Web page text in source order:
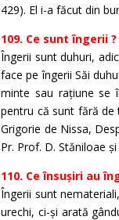
429). El i-a făcut din
109. Ce sunt îngerii ?
Îngerii sunt duhuri,
face pe îngerii Săi
minte sau rațiune se
pentru că sunt fără de
Grigorie de Nissa,
Pr. Prof. D. Stăniloae
110. Ce însușiri au
Îngerii sunt
urechi, ci-și arată